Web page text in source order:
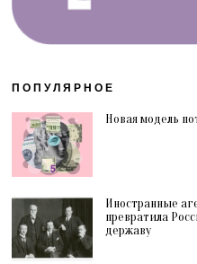
ПОПУЛЯРНОЕ
Новая модель
Иностранные
превратила
державу